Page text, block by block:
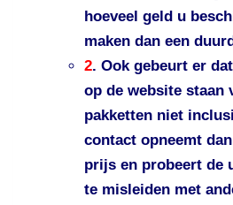
hoeveel geld u
maken dan een
2. Ook gebeurt er
op de website staan
pakketten niet
contact opneemt
prijs en probeert de
te misleiden met